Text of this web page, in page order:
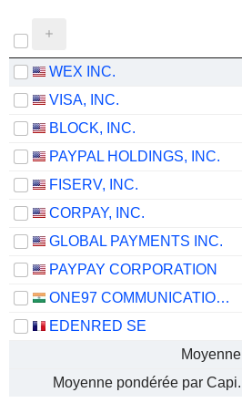
WEX INC.
VISA, INC.
BLOCK, INC.
PAYPAL HOLDINGS, INC.
FISERV, INC.
CORPAY, INC.
GLOBAL PAYMENTS INC.
PAYPAY CORPORATION
ONE97 COMMUNICATIONS LIMITED
EDENRED SE
Moyenne
Moyenne pondérée par Capi.